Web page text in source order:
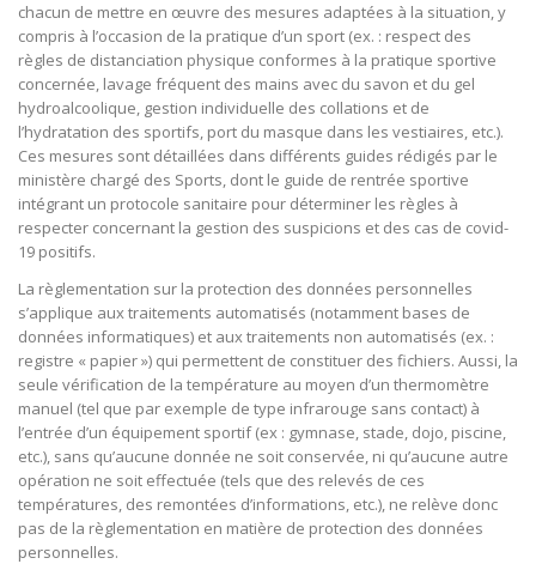
chacun de mettre en œuvre des mesures adaptées à la situation, y
compris à l’occasion de la pratique d’un sport (ex. : respect des
règles de distanciation physique conformes à la pratique sportive
concernée, lavage fréquent des mains avec du savon et du gel
hydroalcoolique, gestion individuelle des collations et de
l’hydratation des sportifs, port du masque dans les vestiaires, etc.).
Ces mesures sont détaillées dans différents guides rédigés par le
ministère chargé des Sports, dont le guide de rentrée sportive
intégrant un protocole sanitaire pour déterminer les règles à
respecter concernant la gestion des suspicions et des cas de covid-
19 positifs.
La règlementation sur la protection des données personnelles
s’applique aux traitements automatisés (notamment bases de
données informatiques) et aux traitements non automatisés (ex. :
registre « papier ») qui permettent de constituer des fichiers. Aussi, la
seule vérification de la température au moyen d’un thermomètre
manuel (tel que par exemple de type infrarouge sans contact) à
l’entrée d’un équipement sportif (ex : gymnase, stade, dojo, piscine,
etc.), sans qu’aucune donnée ne soit conservée, ni qu’aucune autre
opération ne soit effectuée (tels que des relevés de ces
températures, des remontées d’informations, etc.), ne relève donc
pas de la règlementation en matière de protection des données
personnelles.